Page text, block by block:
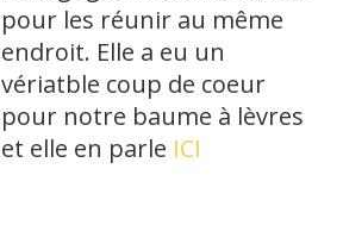
pour les réunir au même
endroit. Elle a eu un
vériatble coup de coeur
pour notre baume à lèvres
et elle en parle ICI